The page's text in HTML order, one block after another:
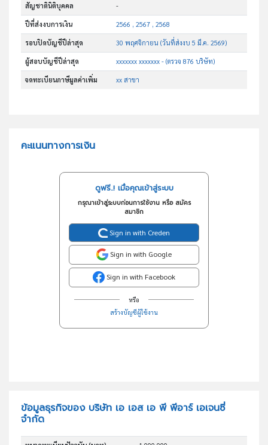
สัญชาตินิติบุคคล -
ปีที่ส่งงบการเงิน 2566 , 2567 , 2568
รอบปิดบัญชีปีล่าสุด 30 พฤศจิกายน (วันที่ส่งงบ 5 มี.ค. 2569)
ผู้สอบบัญชีปีล่าสุด xxxxxxx xxxxxxx - (ตรวจ 876 บริษัท)
จดทะเบียนภาษีมูลค่าเพิ่ม xx สาขา
คะแนนทางการเงิน
ดูฟรี..! เมื่อคุณเข้าสู่ระบบ
กรุณาเข้าสู่ระบบก่อนการใช้งาน หรือ สมัคร
สมาชิก
Sign in with Creden
Sign in with Google
Sign in with Facebook
หรือ
สร้างบัญชีผู้ใช้งาน
ข้อมูลธุรกิจของ บริษัท เอ เอส เอ พี พีอาร์ เอเจนซี่
จำกัด